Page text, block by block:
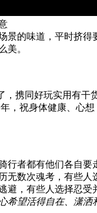
景的味道，平时挤得
美。
，携同好玩实用有干
，祝身体健康、心想
行者都有他们各自要
无数次魂考，有些人
避，有些人选择忍受
希望活得自在、潇洒